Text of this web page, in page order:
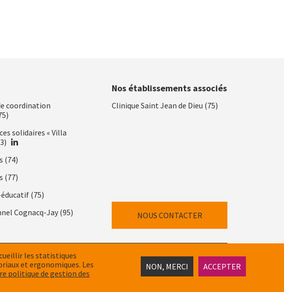
coordination
solidaires « Villa
LinkedIn
(74)
(77)
(75)
Cognacq-Jay (95)
Nos établissements associés
Clinique Saint Jean de Dieu (75)
NOUS CONTACTER
DE CONFIDENTIALITÉ POLITIQUE DE GESTIONS DES COOKIES
les statistiques
et ergonomiques. Les
politique de gestion des
ACCEPTER
NON, MERCI